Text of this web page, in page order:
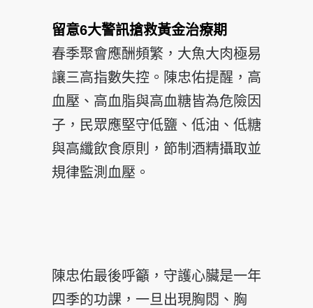
留意6大警訊搶救黃金治療期
春季聚會應酬頻繁，大魚大肉極易
讓三高指數失控。陳忠佑提醒，高
血壓、高血脂與高血糖皆為危險因
子，民眾應堅守低鹽、低油、低糖
與高纖飲食原則，節制酒精攝取並
規律監測血壓。
陳忠佑最後呼籲，守護心臟是一年
四季的功課，一旦出現胸悶、胸